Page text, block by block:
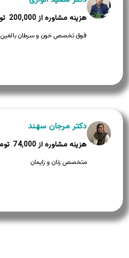
200,000
فوق تخصص خون و سرطان بالغین
دکتر مرجان سهند
74,000
متخصص زنان و زایمان